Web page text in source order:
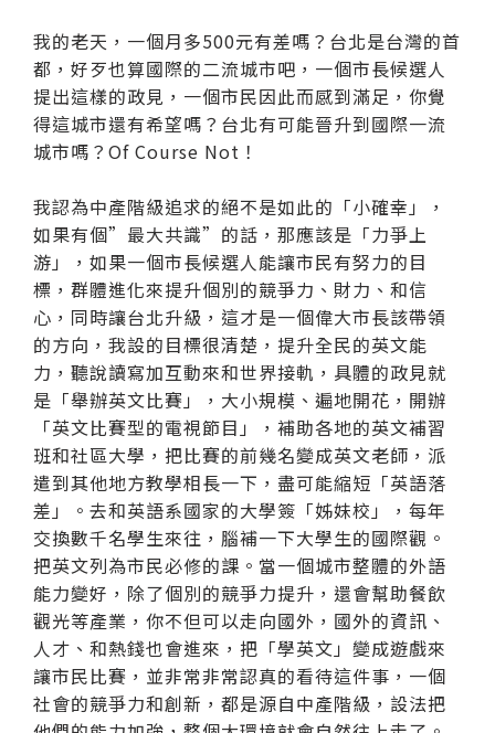
我的老天，一個月多500元有差嗎？台北是台灣的首
都，好歹也算國際的二流城市吧，一個市長候選人
提出這樣的政見，一個市民因此而感到滿足，你覺
得這城市還有希望嗎？台北有可能晉升到國際一流
城市嗎？Of Course Not！
我認為中產階級追求的絕不是如此的「小確幸」，
如果有個”最大共識”的話，那應該是「力爭上
游」，如果一個市長候選人能讓市民有努力的目
標，群體進化來提升個別的競爭力、財力、和信
心，同時讓台北升級，這才是一個偉大市長該帶領
的方向，我設的目標很清楚，提升全民的英文能
力，聽說讀寫加互動來和世界接軌，具體的政見就
是「舉辦英文比賽」，大小規模、遍地開花，開辦
「英文比賽型的電視節目」，補助各地的英文補習
班和社區大學，把比賽的前幾名變成英文老師，派
遣到其他地方教學相長一下，盡可能縮短「英語落
差」。去和英語系國家的大學簽「姊妹校」，每年
交換數千名學生來往，腦補一下大學生的國際觀。
把英文列為市民必修的課。當一個城市整體的外語
能力變好，除了個別的競爭力提升，還會幫助餐飲
觀光等產業，你不但可以走向國外，國外的資訊、
人才、和熱錢也會進來，把「學英文」變成遊戲來
讓市民比賽，並非常非常認真的看待這件事，一個
社會的競爭力和創新，都是源自中產階級，設法把